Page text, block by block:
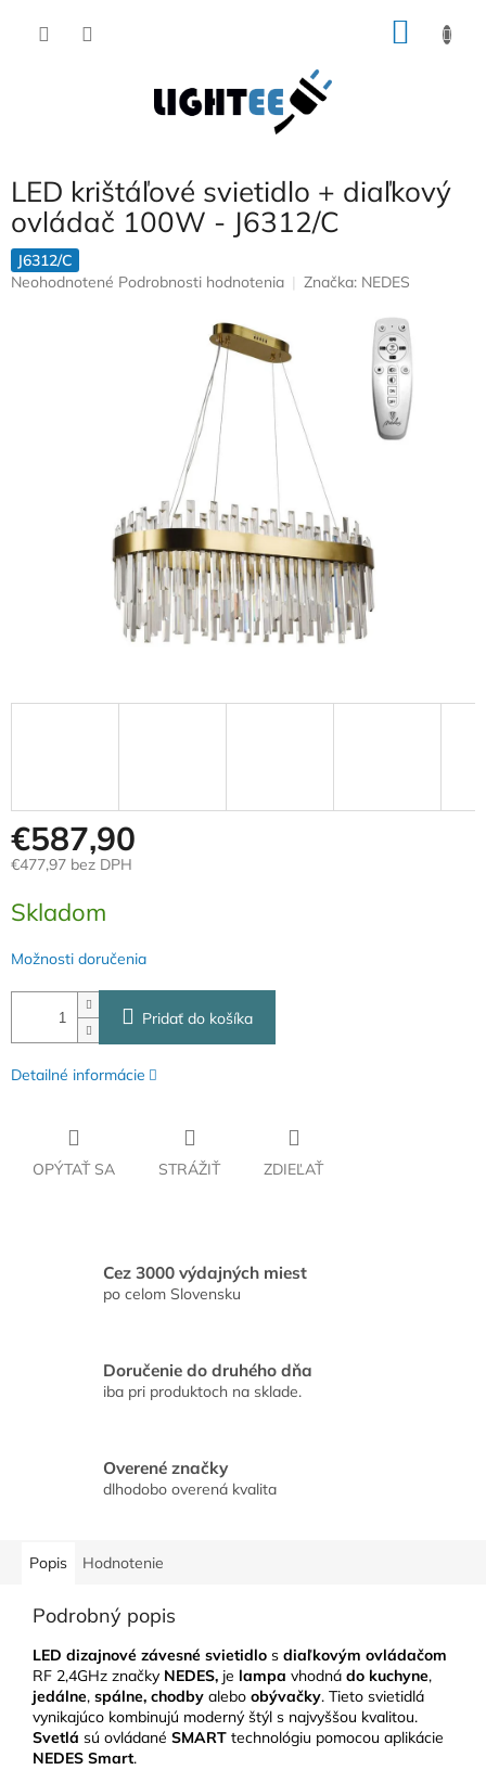
LED krištáľové svietidlo + diaľkový
ovládač 100W - J6312/C
J6312/C
Priemerné
Neohodnotené Podrobnosti hodnotenia Značka: NEDES
€587,90
€477,97 bez DPH
cena:
Skladom
Možnosti doručenia
Pridať do košíka
Detailné informácie
OPÝTAŤ SA STRÁŽIŤ ZDIEĽAŤ
Cez 3000 výdajných miest
po celom Slovensku
Doručenie do druhého dňa
iba pri produktoch na sklade.
Overené značky
dlhodobo overená kvalita
Popis Hodnotenie
Podrobný popis
LED dizajnové závesné svietidlo s diaľkovým ovládačom
RF 2,4GHz značky NEDES, je lampa vhodná do kuchyne,
jedálne, spálne, chodby alebo obývačky. Tieto svietidlá
vynikajúco kombinujú moderný štýl s najvyššou kvalitou.
Svetlá sú ovládané SMART technológiu pomocou aplikácie
NEDES Smart.